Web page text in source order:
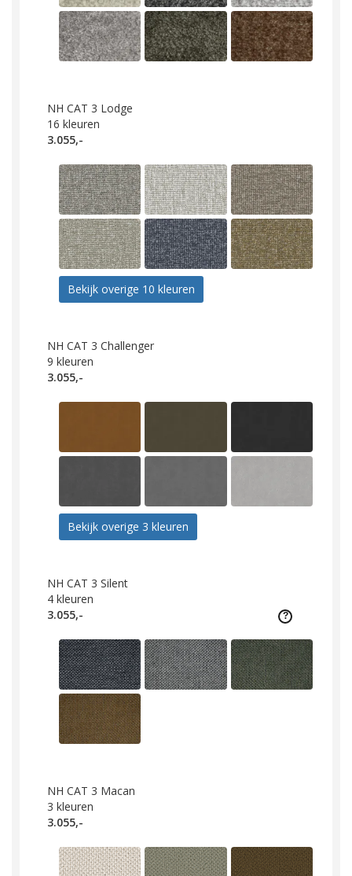
NH CAT 3 Lodge
16 kleuren
3.055,-
Bekijk overige 10 kleuren
NH CAT 3 Challenger
9 kleuren
3.055,-
Bekijk overige 3 kleuren
NH CAT 3 Silent
4 kleuren
3.055,-
NH CAT 3 Macan
3 kleuren
3.055,-